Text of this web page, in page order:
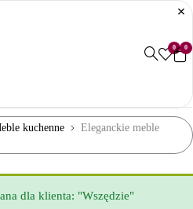
0 0
kuchenne
Eleganckie meble
dla klienta: "Wszędzie"